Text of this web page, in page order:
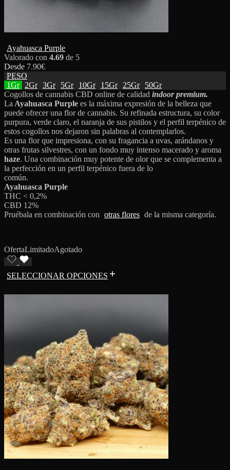
Ayahuasca Purple
Valorado con 4.69 de 5
Desde 7.90€
PESO
1Gr
2Gr 3Gr 5Gr 10Gr 15Gr 25Gr
50Gr
Cogollos de cannabis CBD online de calidad indoor premium.
La Ayahuasca Purple es la máxima expresión de la belleza que
puede ofrecer una flor de cannabis. Su refinada estructura, su color
purpura, verde claro, el naranja de sus pistilos y el perfil terpénico de
estos cogollos nos dejaron sin palabras al contemplarlos.
Es una flor que impresiona, con su fragancia a uvas, arándanos y
otras frutas silvestres, con un fondo muy intenso macerado y aroma
haze. Una combinación muy potente de olor que se complementa a
la perfección en un perfil terpénico fuera de lo
común.
Ayahuasca Purple
THC < 0,2%
CBD 12%
Pruébala en combinación con otras flores de la misma categoría.
OfertaLimitadoAgotado
SELECCIONAR OPCIONES